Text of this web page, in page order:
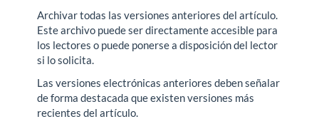
Archivar todas las versiones anteriores del artículo.
Este archivo puede ser directamente accesible para
los lectores o puede ponerse a disposición del lector
si lo solicita.
Las versiones electrónicas anteriores deben señalar
de forma destacada que existen versiones más
recientes del artículo.